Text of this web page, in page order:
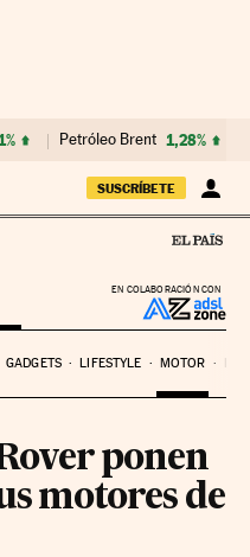
Petróleo Brent 1,28%
SUSCRÍBETE
EN COLABORACIÓN CON
GADGETS LIFESTYLE MOTOR
ponen
motores de